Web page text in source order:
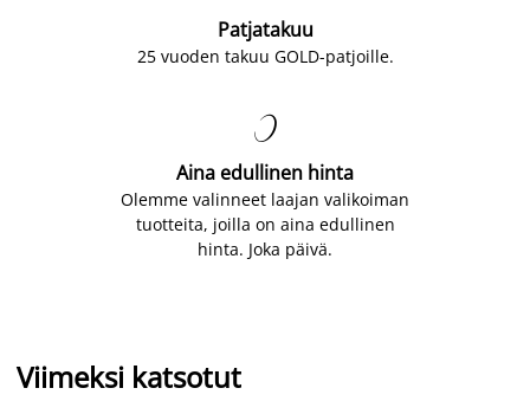
Patjatakuu
25 vuoden takuu GOLD-patjoille.

Aina edullinen hinta
Olemme valinneet laajan valikoiman
tuotteita, joilla on aina edullinen
hinta. Joka päivä.
Viimeksi katsotut